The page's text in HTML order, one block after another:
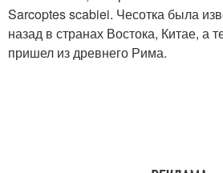
Sarcoptes scabiei. Чесотка была
назад в странах Востока, Китае, а
пришел из древнего Рима.